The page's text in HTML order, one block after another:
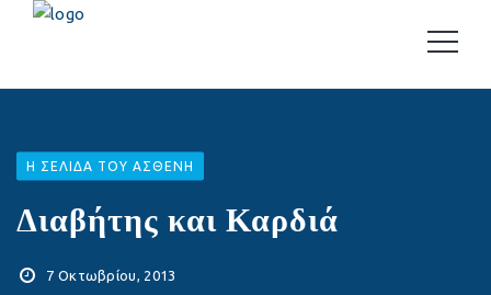
Η ΣΕΛΊΔΑ ΤΟΥ ΑΣΘΕΝΉ
Διαβήτης και Καρδιά
7 Οκτωβρίου, 2013